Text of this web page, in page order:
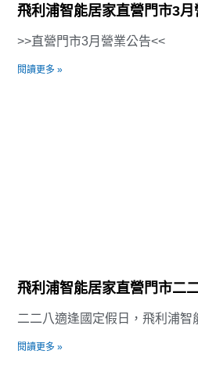
飛利浦智能居家直營門市3月
>>直營門市3月營業公告<<
閱讀更多 »
飛利浦智能居家直營門市二
二二八適逢國定假日，飛利浦智
閱讀更多 »